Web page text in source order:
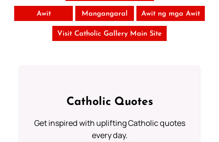
Awit Mangangaral Awit ng mga Awit
Visit Catholic Gallery Main Site
Catholic Quotes
Get inspired with uplifting Catholic quotes
every day.